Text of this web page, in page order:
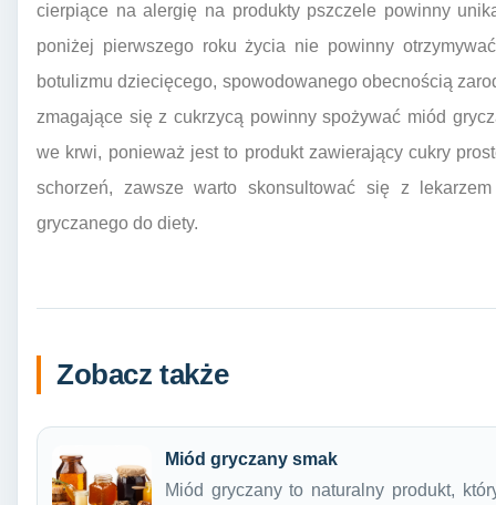
cierpiące na alergię na produkty pszczele powinny
poniżej pierwszego roku życia nie powinny
botulizmu dziecięcego, spowodowanego obecnością
zmagające się z cukrzycą powinny spożywać miód
we krwi, ponieważ jest to produkt zawierający cukry
schorzeń, zawsze warto skonsultować się z
gryczanego do diety.
Zobacz także
Miód gryczany smak
Miód gryczany to naturalny produkt,